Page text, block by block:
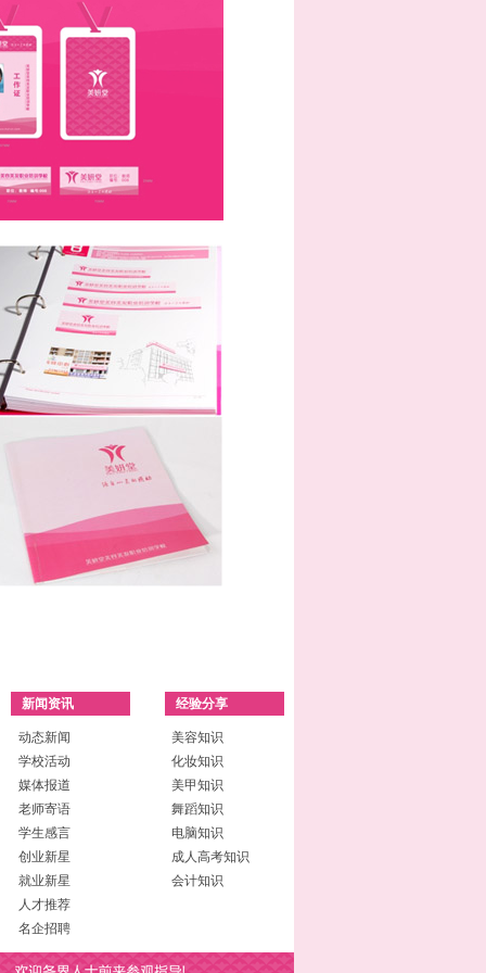
新闻资讯 经验分享
动态新闻
学校活动
媒体报道
老师寄语
学生感言
创业新星
就业新星
人才推荐
名企招聘
美容知识
化妆知识
美甲知识
舞蹈知识
电脑知识
成人高考知识
会计知识